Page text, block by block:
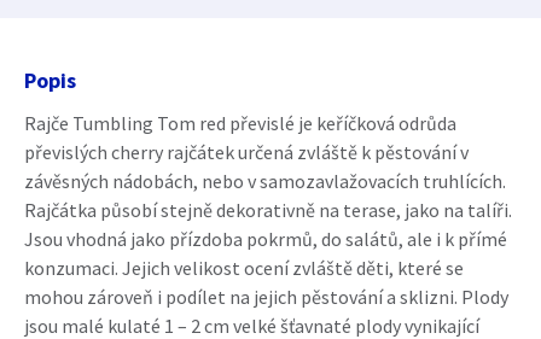
Popis
Rajče Tumbling Tom red převislé je keříčková odrůda
převislých cherry rajčátek určená zvláště k pěstování v
závěsných nádobách, nebo v samozavlažovacích truhlících.
Rajčátka působí stejně dekorativně na terase, jako na talíři.
Jsou vhodná jako přízdoba pokrmů, do salátů, ale i k přímé
konzumaci. Jejich velikost ocení zvláště děti, které se
mohou zároveň i podílet na jejich pěstování a sklizni. Plody
jsou malé kulaté 1 – 2 cm velké šťavnaté plody vynikající